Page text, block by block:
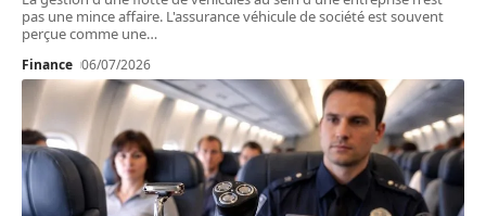
pas une mince affaire. L'assurance véhicule de société est souvent
perçue comme une…
Finance 06/07/2026